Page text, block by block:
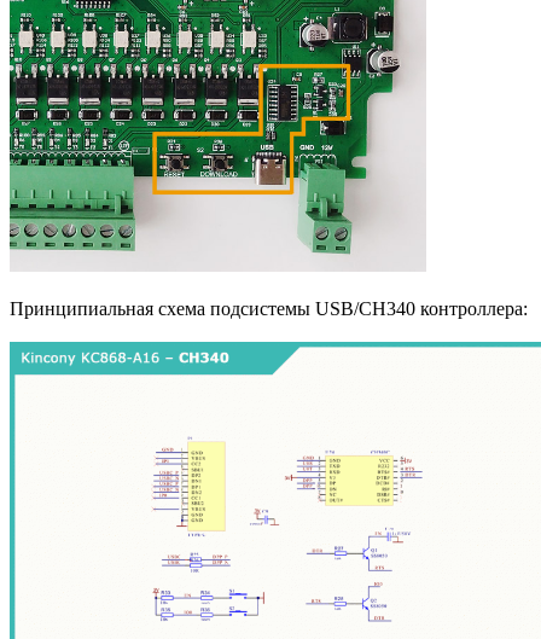
Принципиальная схема подсистемы USB/CH340 контроллера: